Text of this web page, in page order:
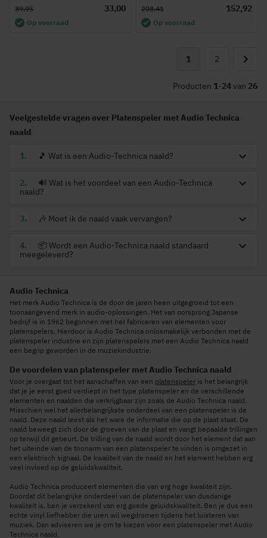
93%
33,00
39,95
Op voorraad
100%
152,92
203,41
Op voorraad
Producten 1-24van 26
Pagina
U lees momenteel
1 Pagina
2
Veelgestelde vragen over Platenspeler met Audio Technica
naald
🎵 Wat is een Audio-Technica naald?
🔊 Wat is het voordeel van een Audio-Technica
naald?
🎶 Moet ik de naald vaak vervangen?
📦 Wordt een Audio-Technica naald standaard
meegeleverd?
Audio Technica
Het merk Audio Technica is de door de jaren heen uitgegroeid tot een
toonaangevend merk in audio-oplossingen. Het van oorsprong Japanse
bedrijf is in 1962 begonnen met het fabriceren van elementen voor
platenspelers. Hierdoor is Audio Technica onlosmakelijk verbonden met de
platenspeler industrie en zijn platenspelers met een Audio Technica naald
een begrip geworden in de muziekindustrie.
De voordelen van platenspeler met Audio Technica naald
Voor je overgaat tot het aanschaffen van een platenspeler is het belangrijk
dat je je eerst goed verdiept in het type platenspeler en de verschillende
elementen en naalden die verkrijgbaar zijn zoals de Audio Technica naald.
Misschien wel het allerbelangrijkste onderdeel van een platenspeler is de
naald. Deze naald leest als het ware de informatie die op de plaat staat. De
naald beweegt zich door de groeven van de plaat en vangt bepaalde trillingen
op terwijl dit gebeurt. De trilling van de naald wordt door het element dat aan
het uiteinde van de toonarm van een platenspeler te vinden is omgezet in
een elektrisch signaal. De kwaliteit van de naald en het element hebben erg
veel invloed op de geluidskwaliteit.
Audio Technica produceert elementen die van erg hoge kwaliteit zijn.
Doordat dit belangrijke onderdeel van de platenspeler van dusdanige
kwaliteit is, ben je verzekerd van erg goede geluidskwaliteit. Ben je dus een
echte vinyl liefhebber die uren wil wegdromen tijdens het luisteren van
muziek. Dan adviseren we je om te kiezen voor een platenspeler met Audio
Technica naald.